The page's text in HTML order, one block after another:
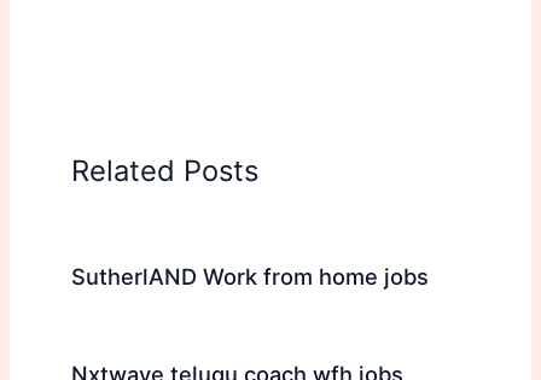
Related Posts
SutherlAND Work from home jobs
Nxtwave telugu coach wfh jobs